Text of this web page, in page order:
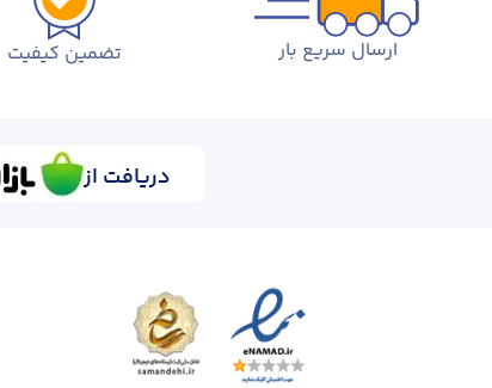
ارسال سریع بار تضمین کیفیت
دریافت از